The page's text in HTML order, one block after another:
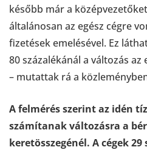
később már a
általánosan az egész cégre
fizetések emelésével. Ez
80 százalékánál a változás
– mutattak rá a
A felmérés szerint az idén
számítanak változásra a
keretösszegénél. A cégek